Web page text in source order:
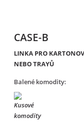
CASE-B
LINKA PRO
NEBO TRAYŮ
Balené komodity: